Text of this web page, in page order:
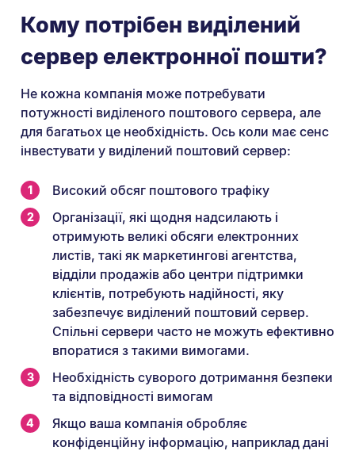
Кому потрібен виділений
сервер електронної пошти?
Не кожна компанія може потребувати
потужності виділеного поштового сервера, але
для багатьох це необхідність. Ось коли має сенс
інвестувати у виділений поштовий сервер:
Високий обсяг поштового трафіку
Організації, які щодня надсилають і
отримують великі обсяги електронних
листів, такі як маркетингові агентства,
відділи продажів або центри підтримки
клієнтів, потребують надійності, яку
забезпечує виділений поштовий сервер.
Спільні сервери часто не можуть ефективно
впоратися з такими вимогами.
Необхідність суворого дотримання безпеки
та відповідності вимогам
Якщо ваша компанія обробляє
конфіденційну інформацію, наприклад дані